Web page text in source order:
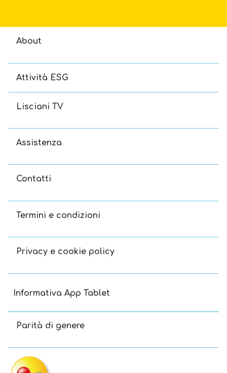
About
Attività ESG
Lisciani TV
Assistenza
Contatti
Termini e condizioni
Privacy e cookie policy
Informativa App Tablet
Parità di genere